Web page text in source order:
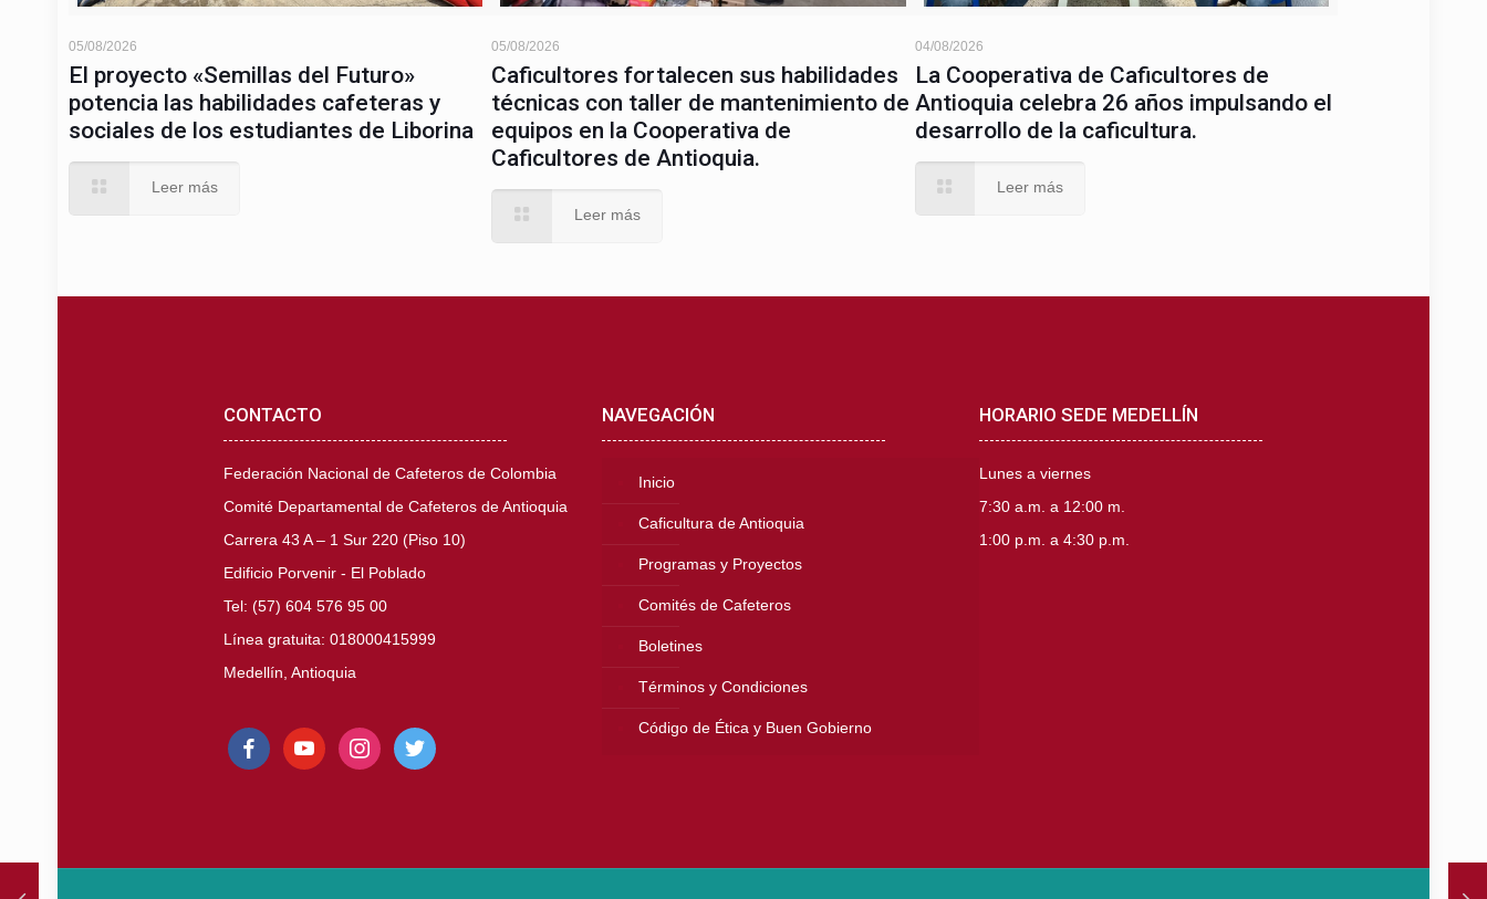
05/08/2026
El proyecto «Semillas del Futuro»
potencia las habilidades cafeteras y
sociales de los estudiantes de Liborina
Leer más
05/08/2026
Caficultores fortalecen sus habilidades
técnicas con taller de mantenimiento de
equipos en la Cooperativa de
Caficultores de Antioquia.
Leer más
04/08/2026
La Cooperativa de Caficultores de
Antioquia celebra 26 años impulsando el
desarrollo de la caficultura.
Leer más
CONTACTO
Federación Nacional de Cafeteros de Colombia
Comité Departamental de Cafeteros de Antioquia
Carrera 43 A – 1 Sur 220 (Piso 10)
Edificio Porvenir - El Poblado
Tel: (57) 604 576 95 00
Línea gratuita: 018000415999
Medellín, Antioquia
facebookyoutube instagramtwitter
NAVEGACIÓN
Inicio
Caficultura de Antioquia
Programas y Proyectos
Comités de Cafeteros
Boletines
Términos y Condiciones
Código de Ética y Buen Gobierno
HORARIO SEDE MEDELLÍN
Lunes a viernes
7:30 a.m. a 12:00 m.
1:00 p.m. a 4:30 p.m.